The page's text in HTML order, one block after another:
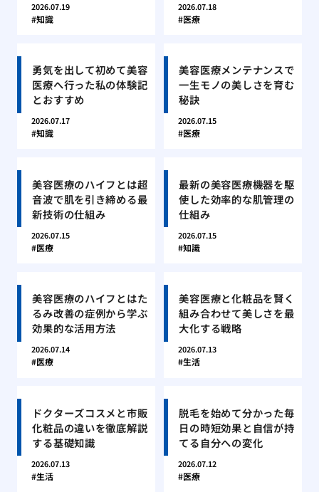
2026.07.19
知識
2026.07.18
医療
勇気を出して初めて美容
医療へ行った私の体験記
とおすすめ
2026.07.17
知識
美容医療メンテナンスで
一生モノの美しさを育む
秘訣
2026.07.15
医療
美容医療のハイフとは超
音波で肌を引き締める最
新技術の仕組み
2026.07.15
医療
最新の美容医療機器を駆
使した効率的な肌管理の
仕組み
2026.07.15
知識
美容医療のハイフとはた
るみ改善の症例から学ぶ
効果的な活用方法
2026.07.14
医療
美容医療と化粧品を賢く
組み合わせて美しさを最
大化する戦略
2026.07.13
生活
ドクターズコスメと市販
化粧品の違いを徹底解説
する基礎知識
2026.07.13
生活
脱毛を始めて分かった毎
日の時短効果と自信が持
てる自分への変化
2026.07.12
医療